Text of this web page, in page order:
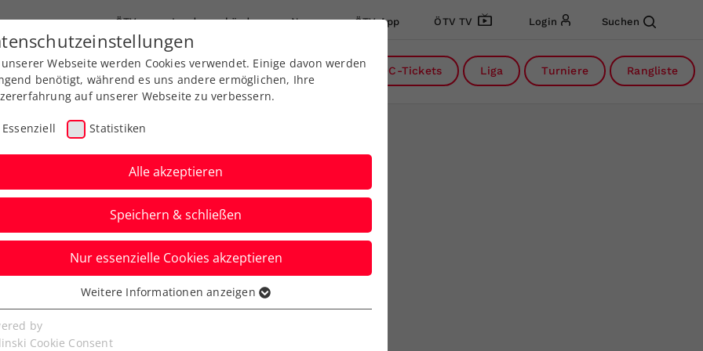
ÖTV Landesverbände News ÖTV App ÖTV TV Login Suchen
Ausbildung Services Über uns DC-Tickets Liga Turniere Rangliste
ÖTV-Spitzentennis-
Webseite werden Cookies verwendet. Einige davon werden
benötigt, während es uns andere ermöglichen, Ihre
auf unserer Webseite zu verbessern.
Essenziell Statistiken
Alle akzeptieren
Speichern & schließen
Nur essenzielle Cookies akzeptieren
Cookies werden für grundlegende Funktionen der
benötigt. Dadurch ist gewährleistet, dass die Webseite
Weitere Informationen anzeigen
by
Cookie Consent